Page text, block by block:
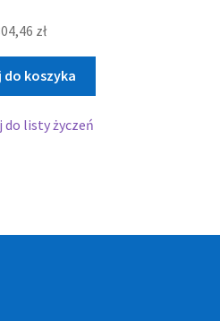
zł
do koszyka
do listy życzeń